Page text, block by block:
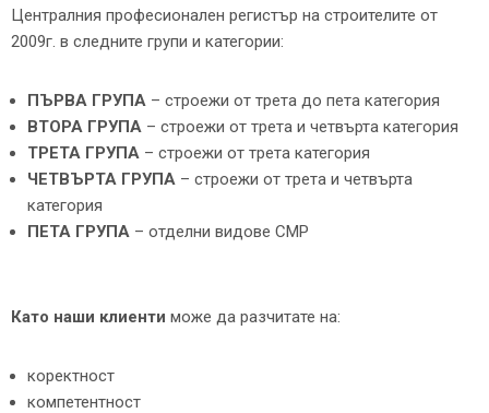
Централния професионален регистър на строителите от
2009г. в следните групи и категории:
ПЪРВА ГРУПА – строежи от трета до пета категория
ВТОРА ГРУПА – строежи от трета и четвърта категория
ТРЕТА ГРУПА – строежи от трета категория
ЧЕТВЪРТА ГРУПА – строежи от трета и четвърта
категория
ПЕТА ГРУПА – отделни видове СМР
Като наши клиенти може да разчитате на:
коректност
компетентност